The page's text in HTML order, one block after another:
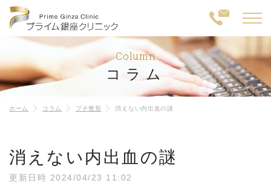
Column
コラム
ホーム コラム プチ整形 消えない内出血の謎
消えない内出血の謎
更新日時 2024/04/23 11:02